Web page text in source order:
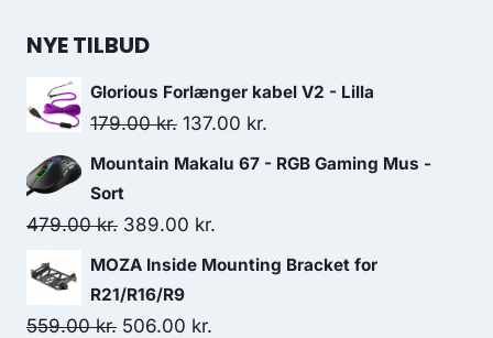
NYE TILBUD
Glorious Forlænger kabel V2 - Lilla
179.00kr. Original
price
179.00 kr..
137.00 kr.
price
Mountain Makalu 67 - RGB Gaming Mus -
Sort
479.00kr. Original
price
was:
479.00 kr..
389.00 kr.
price
MOZA Inside Mounting Bracket for
R21/R16/R9
559.00kr. Original
506.00 kr.